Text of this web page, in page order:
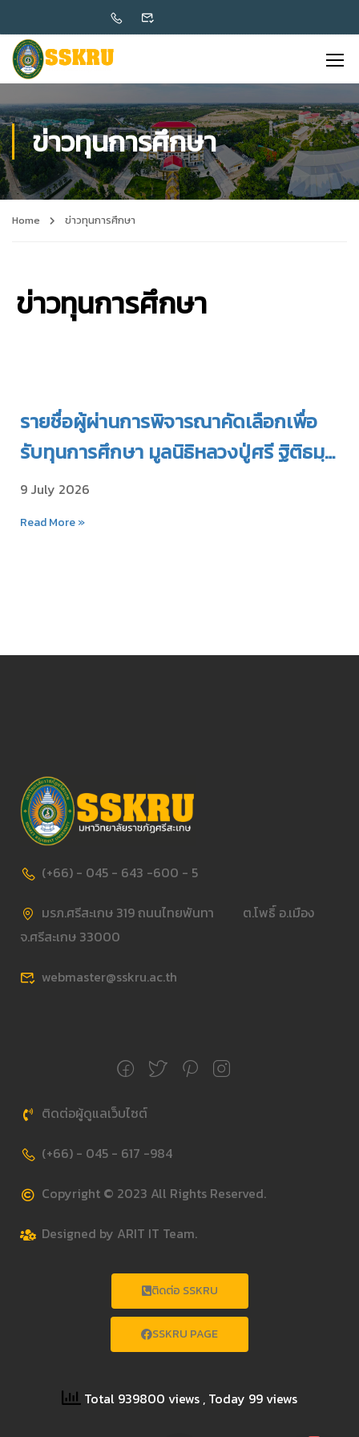
ข่าวทุนการศึกษา
Home ข่าวทุนการศึกษา
ข่าวทุนการศึกษา
รายชื่อผู้ผ่านการพิจารณาคัดเลือกเพื่อ
รับทุนการศึกษา มูลนิธิหลวงปู่ศรี ฐิติธมฺ
โม ประจำปี 2569
9 July 2026
Read More »
(+66) - 045 - 643 -600 - 5
มรภ.ศรีสะเกษ 319 ถนนไทยพันทา ต.โพธิ์ อ.เมือง
จ.ศรีสะเกษ 33000
webmaster@sskru.ac.th
ติดต่อผู้ดูแลเว็บไซต์
(+66) - 045 - 617 -984
Copyright © 2023 All Rights Reserved.
Designed by ARIT IT Team.
ติดต่อ SSKRU
SSKRU PAGE
Total 939800 views , Today 99 views